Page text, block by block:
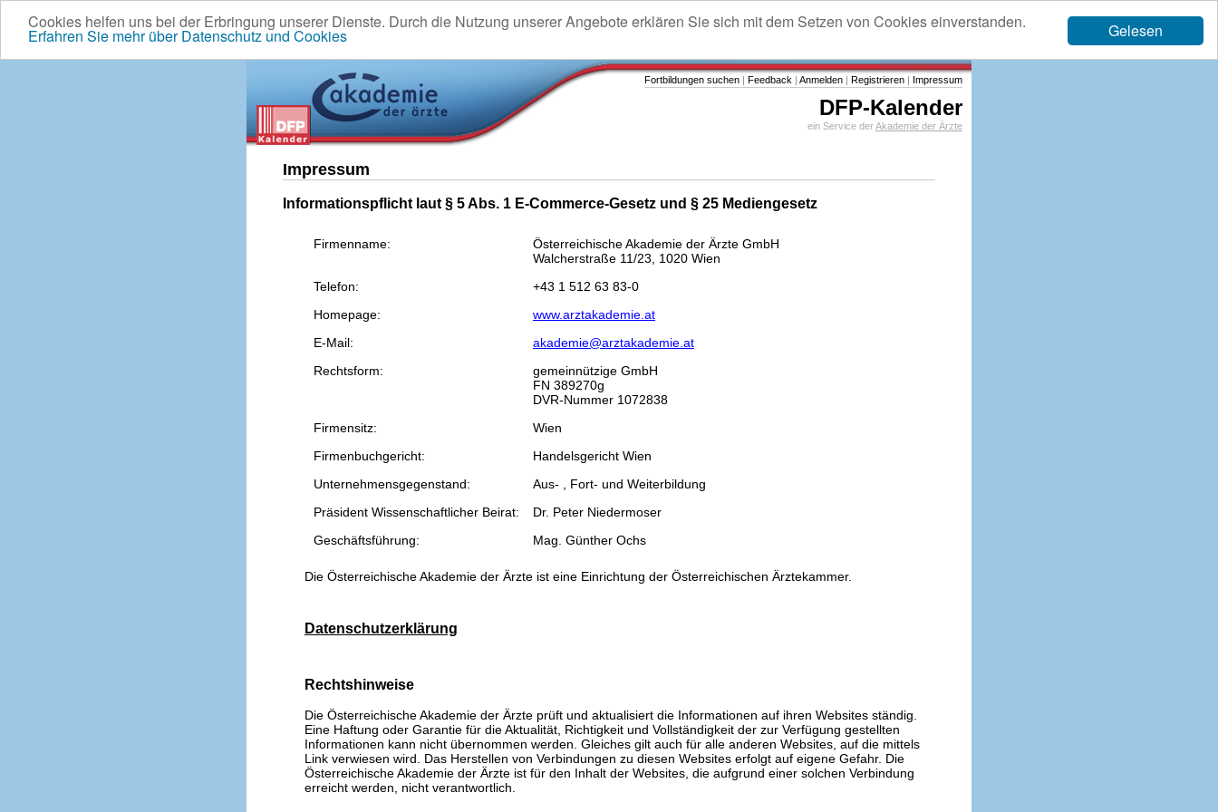
Gelesen
Cookies helfen uns bei der Erbringung unserer Dienste. Durch die Nutzung unserer Angebote erklären Sie sich mit dem Setzen von Cookies einverstanden.
Erfahren Sie mehr über Datenschutz und Cookies
Fortbildungen suchen | Feedback | Anmelden | Registrieren | Impressum
DFP-Kalender
ein Service derAkademie der Ärzte
Impressum
Informationspflicht laut § 5 Abs. 1 E-Commerce-Gesetz und § 25 Mediengesetz
Firmenname:
Österreichische Akademie der Ärzte GmbH
Walcherstraße 11/23, 1020 Wien
Telefon:
+43 1 512 63 83-0
Homepage:
www.arztakademie.at
E-Mail:
akademie@arztakademie.at
Rechtsform:
gemeinnützige GmbH
FN 389270g
DVR-Nummer 1072838
Firmensitz:
Wien
Firmenbuchgericht:
Handelsgericht Wien
Unternehmensgegenstand:
Aus- , Fort- und Weiterbildung
Präsident Wissenschaftlicher Beirat:
Dr. Peter Niedermoser
Geschäftsführung:
Mag. Günther Ochs
Die Österreichische Akademie der Ärzte ist eine Einrichtung der Österreichischen Ärztekammer.
Datenschutzerklärung
Rechtshinweise
Die Österreichische Akademie der Ärzte prüft und aktualisiert die Informationen auf ihren Websites ständig.
Eine Haftung oder Garantie für die Aktualität, Richtigkeit und Vollständigkeit der zur Verfügung gestellten
Informationen kann nicht übernommen werden. Gleiches gilt auch für alle anderen Websites, auf die mittels
Link verwiesen wird. Das Herstellen von Verbindungen zu diesen Websites erfolgt auf eigene Gefahr. Die
Österreichische Akademie der Ärzte ist für den Inhalt der Websites, die aufgrund einer solchen Verbindung
erreicht werden, nicht verantwortlich.